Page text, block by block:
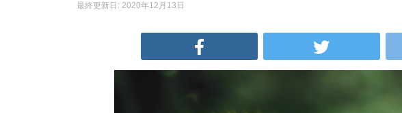
最終更新日: 2020年12月13日